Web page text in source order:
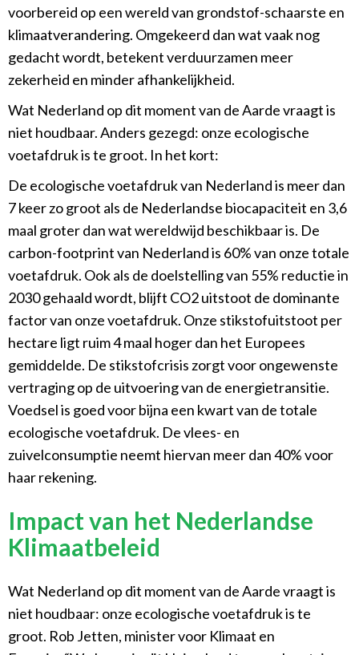
voorbereid op een wereld van grondstof-schaarste en
klimaatverandering. Omgekeerd dan wat vaak nog
gedacht wordt, betekent verduurzamen meer
zekerheid en minder afhankelijkheid.
Wat Nederland op dit moment van de Aarde vraagt is
niet houdbaar. Anders gezegd: onze ecologische
voetafdruk is te groot. In het kort:
De ecologische voetafdruk van Nederland is meer dan
7 keer zo groot als de Nederlandse biocapaciteit en 3,6
maal groter dan wat wereldwijd beschikbaar is. De
carbon-footprint van Nederland is 60% van onze totale
voetafdruk. Ook als de doelstelling van 55% reductie in
2030 gehaald wordt, blijft CO2 uitstoot de dominante
factor van onze voetafdruk. Onze stikstofuitstoot per
hectare ligt ruim 4 maal hoger dan het Europees
gemiddelde. De stikstofcrisis zorgt voor ongewenste
vertraging op de uitvoering van de energietransitie.
Voedsel is goed voor bijna een kwart van de totale
ecologische voetafdruk. De vlees- en
zuivelconsumptie neemt hiervan meer dan 40% voor
haar rekening.
Impact van het Nederlandse
Klimaatbeleid
Wat Nederland op dit moment van de Aarde vraagt is
niet houdbaar: onze ecologische voetafdruk is te
groot. Rob Jetten, minister voor Klimaat en